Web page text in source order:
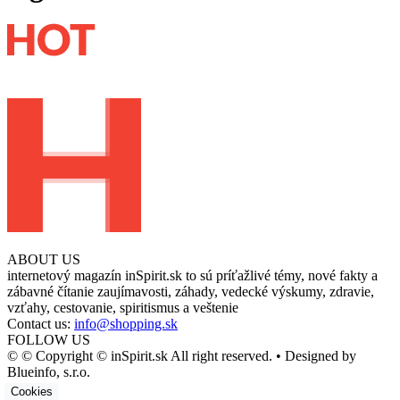
ABOUT US
internetový magazín inSpirit.sk to sú príťažlivé témy, nové fakty a
zábavné čítanie zaujímavosti, záhady, vedecké výskumy, zdravie,
vzťahy, cestovanie, spiritismus a veštenie
Contact us: info@shopping.sk
FOLLOW US
© © Copyright © inSpirit.sk All right reserved. • Designed by
Blueinfo, s.r.o.
Cookies